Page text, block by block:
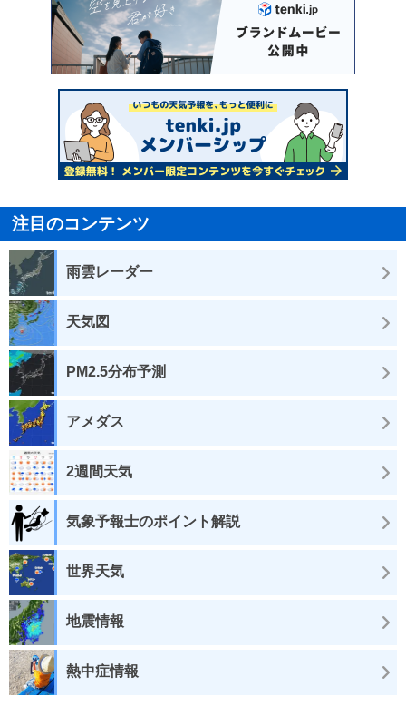
注目のコンテンツ
雨雲レーダー
天気図
PM2.5分布予測
アメダス
2週間天気
気象予報士のポイント解説
世界天気
地震情報
熱中症情報